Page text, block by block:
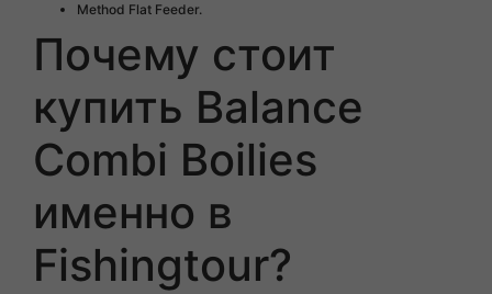
Method Flat Feeder.
Почему стоит
купить Balance
Combi Boilies
именно в
Fishingtour?